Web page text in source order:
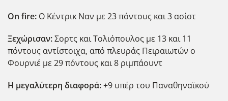
On fire: Ο Κέντρικ Ναν με 23 πόντους και 3 ασίστ
Ξεχώρισαν:Σορτς και Τολι΄οπουλος με 13 και 11
πόντους αντίστοιχα, από πλευράς Πειραιωτών ο
Φουρνιέ με 29 πόντους και 8 ριμπάουντ
Η μεγαλύτερη διαφορά:+9 υπέρ του Παναθηναϊκού